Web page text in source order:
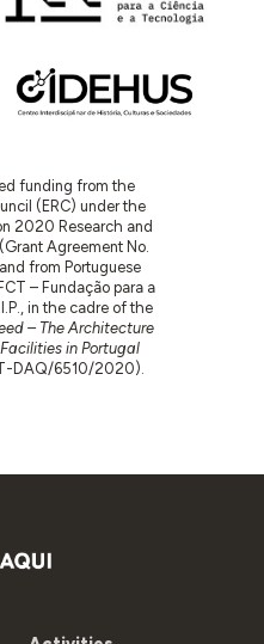
funding from the
(ERC) under the
2020 Research and
Agreement No.
from Portuguese
– Fundação para a
in the cadre of the
– The Architecture
in Portugal
DAQ/6510/2020).